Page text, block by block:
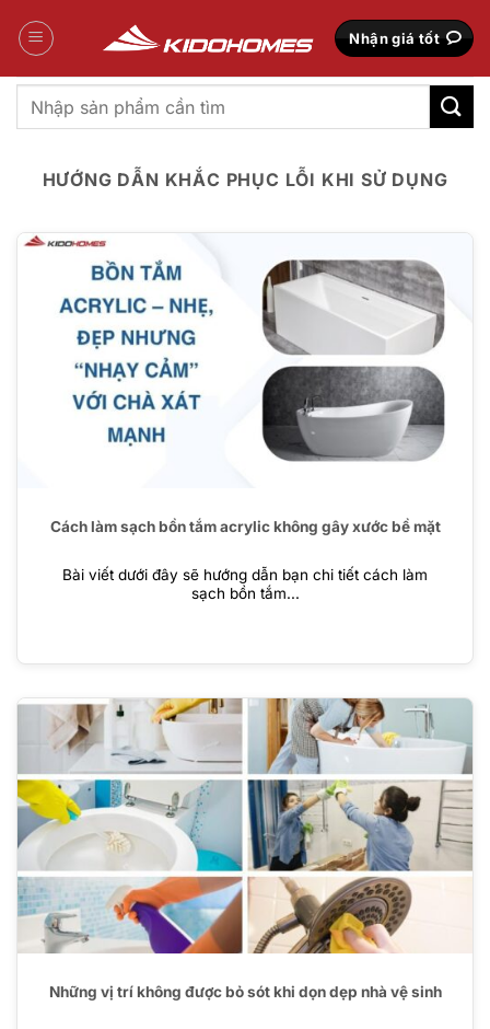
qua
Nhận giá tốt
Tìm
kiếm:
HƯỚNG DẪN KHẮC PHỤC LỖI KHI SỬ DỤNG
Cách làm sạch bồn tắm acrylic không gây xước bề mặt
Bài viết dưới đây sẽ hướng dẫn bạn chi tiết cách làm
sạch bồn tắm...
Những vị trí không được bỏ sót khi dọn dẹp nhà vệ sinh